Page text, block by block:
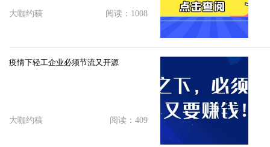
大咖约稿 阅读：1008
疫情下轻工企业必须节流又开源
大咖约稿 阅读：409